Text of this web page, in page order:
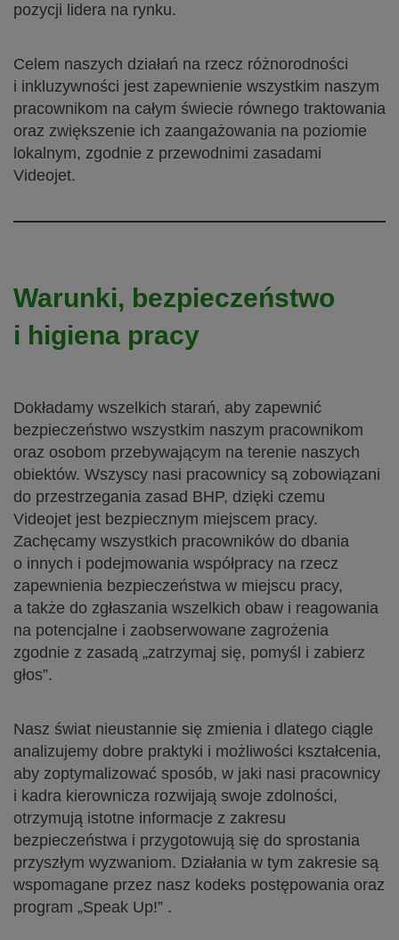
pozycji lidera na rynku.
Celem naszych działań na rzecz różnorodności
i inkluzywności jest zapewnienie wszystkim naszym
pracownikom na całym świecie równego traktowania
oraz zwiększenie ich zaangażowania na poziomie
lokalnym, zgodnie z przewodnimi zasadami
Videojet.
Warunki, bezpieczeństwo
i higiena pracy
Dokładamy wszelkich starań, aby zapewnić
bezpieczeństwo wszystkim naszym pracownikom
oraz osobom przebywającym na terenie naszych
obiektów. Wszyscy nasi pracownicy są zobowiązani
do przestrzegania zasad BHP, dzięki czemu
Videojet jest bezpiecznym miejscem pracy.
Zachęcamy wszystkich pracowników do dbania
o innych i podejmowania współpracy na rzecz
zapewnienia bezpieczeństwa w miejscu pracy,
a także do zgłaszania wszelkich obaw i reagowania
na potencjalne i zaobserwowane zagrożenia
zgodnie z zasadą „zatrzymaj się, pomyśl i zabierz
głos”.
Nasz świat nieustannie się zmienia i dlatego ciągle
analizujemy dobre praktyki i możliwości kształcenia,
aby zoptymalizować sposób, w jaki nasi pracownicy
i kadra kierownicza rozwijają swoje zdolności,
otrzymują istotne informacje z zakresu
bezpieczeństwa i przygotowują się do sprostania
przyszłym wyzwaniom. Działania w tym zakresie są
wspomagane przez nasz kodeks postępowania oraz
program „Speak Up!” .